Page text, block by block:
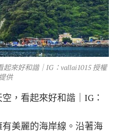
來好和諧｜IG：vallai1015 授權
供
，看起來好和諧｜IG：
美麗的海岸線。沿著海